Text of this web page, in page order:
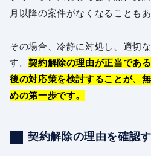
月以降の案件がなくなることもあ
その場合、冷静に対処し、適切
す。契約解除の理由が正当であ
後の対応策を検討することが、
めの第一歩です。
契約解除の理由を確認